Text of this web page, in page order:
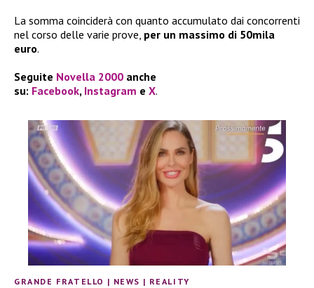
La somma coinciderà con quanto accumulato dai concorrenti
nel corso delle varie prove, per un massimo di 50mila
euro.
Seguite Novella 2000 anche
su: Facebook, Instagram e X.
GRANDE FRATELLO | NEWS | REALITY